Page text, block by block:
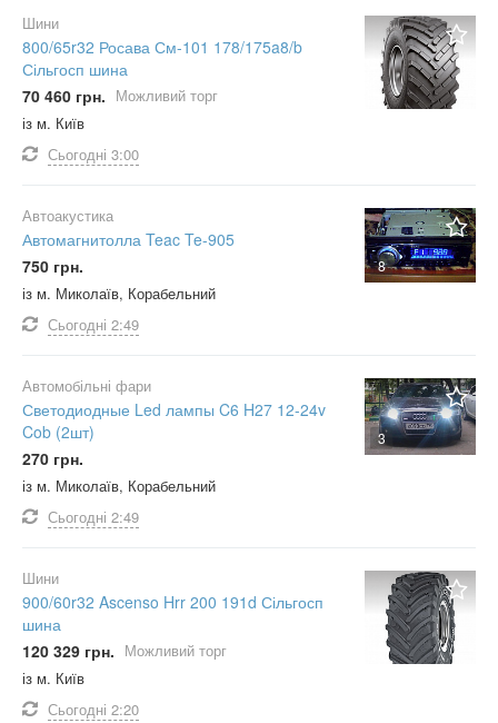
Шини
800/65r32 Росава См-101 178/175a8/b
Сільгосп шина
70 460 грн. Можливий торг
із м. Київ
Сьогодні 3:00
8
Автоакустика
Автомагнитолла Teac Te-905
750 грн.
із м. Миколаїв, Корабельний
Сьогодні 2:49
3
Автомобільні фари
Светодиодные Led лампы C6 H27 12-24v
Cob (2шт)
270 грн.
із м. Миколаїв, Корабельний
Сьогодні 2:49
Шини
900/60r32 Ascenso Hrr 200 191d Сільгосп
шина
120 329 грн. Можливий торг
із м. Київ
Сьогодні 2:20